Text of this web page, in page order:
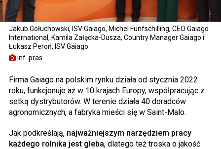
Jakub Gołuchowski, ISV Gaiago, Michel Funfschilling, CEO Gaiago
International, Kamila Załęcka-Dusza, Country Manager Gaiago i
Łukasz Peroń, ISV Gaiago.
inf. pras
Firma Gaiago na polskim rynku działa od stycznia 2022
roku, funkcjonuje aż w 10 krajach Europy, współpracując z
setką dystrybutorów. W terenie działa 40 doradców
agronomicznych, a fabryka mieści się w Saint-Malo.
Jak podkreślają, najważniejszym narzędziem pracy
każdego rolnika jest gleba, dlatego też troska o jakość